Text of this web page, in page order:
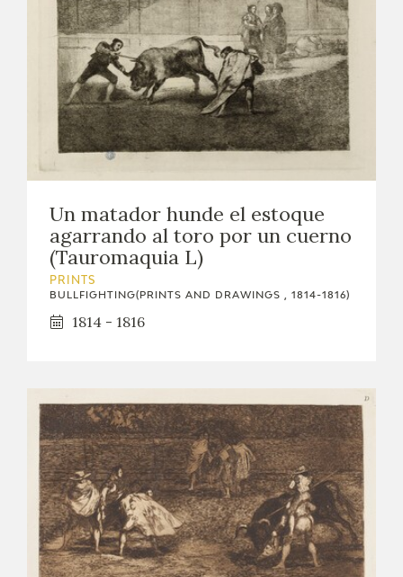
Un matador hunde el estoque
agarrando al toro por un cuerno
(Tauromaquia L)
PRINTS
BULLFIGHTING(PRINTS AND DRAWINGS , 1814-1816)
1814 - 1816